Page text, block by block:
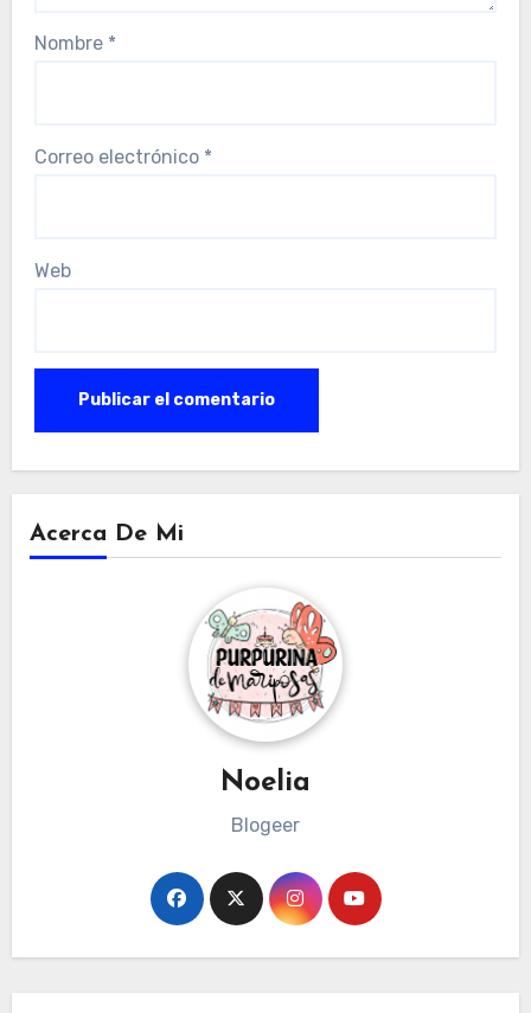
Nombre *
Correo electrónico *
Web
Acerca De Mi
Noelia
Blogeer